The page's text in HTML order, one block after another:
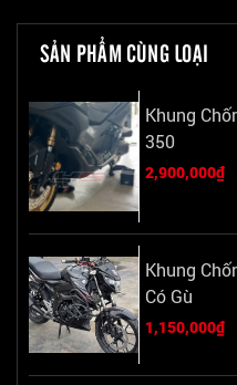
SẢN PHẨM CÙNG LOẠI
Khung
350
2,900,000₫
Khung
Có Gù
1,150,000₫